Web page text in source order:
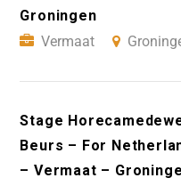
Groningen
Vermaat
Stage
Beurs – For
– Vermaat –